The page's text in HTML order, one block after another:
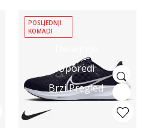
Uporedi
Brzi Pregled
POSLJEDNJI
KOMADI